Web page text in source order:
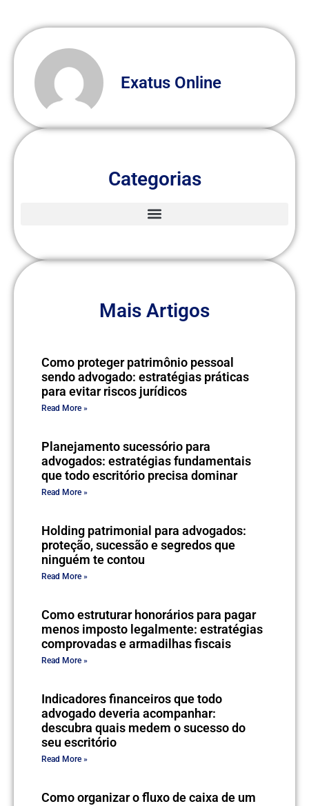
Exatus Online
Categorias
Mais Artigos
Como proteger patrimônio pessoal
sendo advogado: estratégias práticas
para evitar riscos jurídicos
Read More »
Planejamento sucessório para
advogados: estratégias fundamentais
que todo escritório precisa dominar
Read More »
Holding patrimonial para advogados:
proteção, sucessão e segredos que
ninguém te contou
Read More »
Como estruturar honorários para pagar
menos imposto legalmente: estratégias
comprovadas e armadilhas fiscais
Read More »
Indicadores financeiros que todo
advogado deveria acompanhar:
descubra quais medem o sucesso do
seu escritório
Read More »
Como organizar o fluxo de caixa de um